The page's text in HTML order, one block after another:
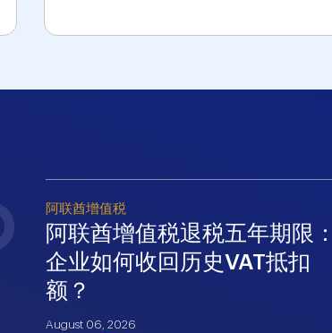
阿联酋增值税
阿联酋增值税退税五年期限：
企业如何收回历史VAT抵扣
额？
August 06, 2026